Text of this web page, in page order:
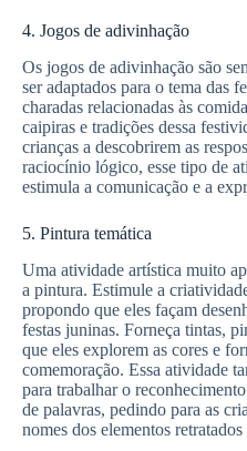
4. Jogos de adivinhação
Os jogos de adivinhação são
ser adaptados para o tema das
charadas relacionadas às
caipiras e tradições dessa
crianças a descobrirem as
raciocínio lógico, esse tipo de
estimula a comunicação e a
5. Pintura temática
Uma atividade artística muito
a pintura. Estimule a
propondo que eles façam
festas juninas. Forneça tintas,
que eles explorem as cores e
comemoração. Essa atividade
para trabalhar o
de palavras, pedindo para as
nomes dos elementos retratados